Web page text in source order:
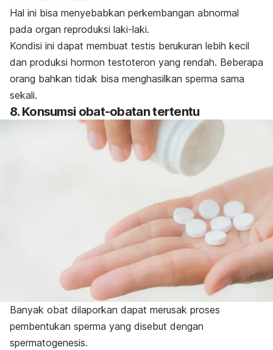
Hal ini bisa menyebabkan perkembangan abnormal
pada organ reproduksi laki-laki.
Kondisi ini dapat membuat testis berukuran lebih kecil
dan produksi hormon testoteron yang rendah. Beberapa
orang bahkan tidak bisa menghasilkan sperma sama
sekali.
8. Konsumsi obat-obatan tertentu
Banyak obat dilaporkan dapat merusak proses
pembentukan sperma yang disebut dengan
spermatogenesis.